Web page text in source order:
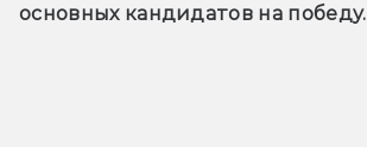
основных кандидатов на победу.